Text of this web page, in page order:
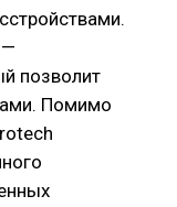
—
позволит
Помимо